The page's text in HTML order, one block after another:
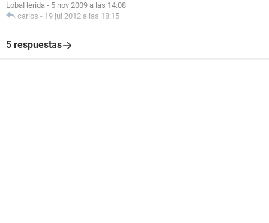
LobaHerida - 5 nov 2009 a las 14:08
carlos - 19 jul 2012 a las 18:15
5 respuestas